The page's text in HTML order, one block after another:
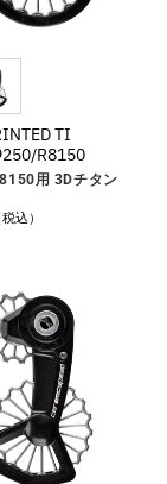
TI
R8150
用 3Dチタン
税込）